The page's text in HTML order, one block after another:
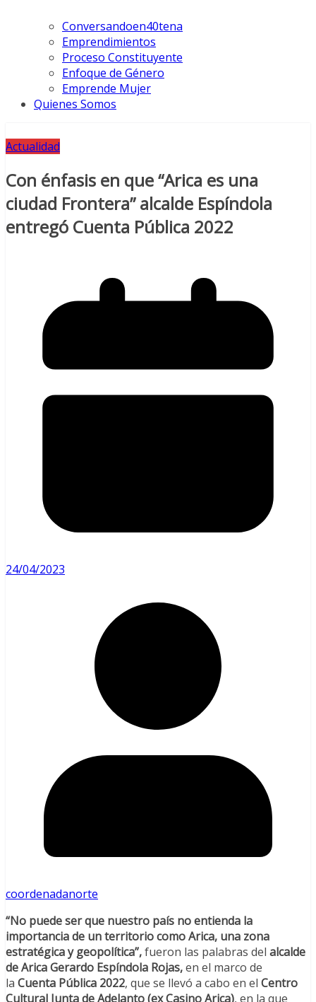
Conversandoen40tena
Emprendimientos
Proceso Constituyente
Enfoque de Género
Emprende Mujer
Quienes Somos
Actualidad
Con énfasis en que “Arica es una
ciudad Frontera” alcalde Espíndola
entregó Cuenta Pública 2022
24/04/2023
coordenadanorte
“No puede ser que nuestro país no entienda la
importancia de un territorio como Arica, una zona
estratégica y geopolítica”,fueron las palabras del alcalde
de Arica Gerardo Espíndola Rojas,en el marco de
la Cuenta Pública 2022, que se llevó a cabo en el Centro
Cultural Junta de Adelanto (ex Casino Arica), en la que